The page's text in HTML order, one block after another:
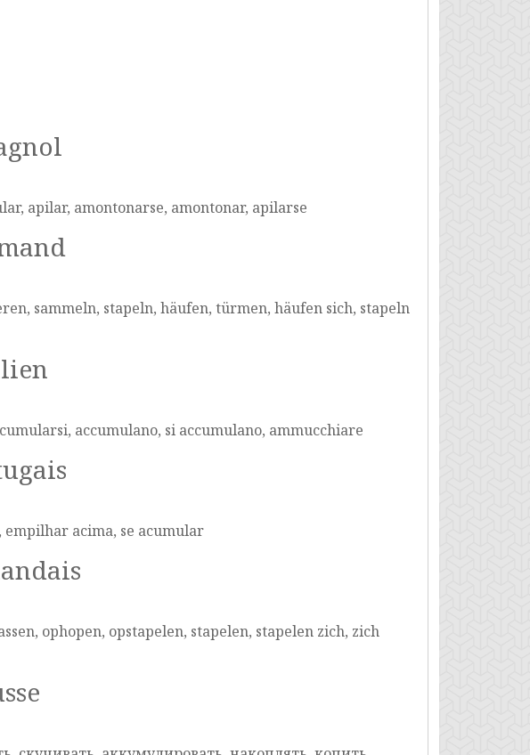
apilar, amontonarse, amontonar, apilarse
sammeln, stapeln, häufen, türmen, häufen sich, stapeln
accumulano, si accumulano, ammucchiare
empilhar acima, se acumular
ophopen, opstapelen, stapelen, stapelen zich, zich